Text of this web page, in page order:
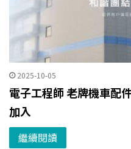
2025-10-05
電子工程師 老牌機車配
加入
繼續閱讀